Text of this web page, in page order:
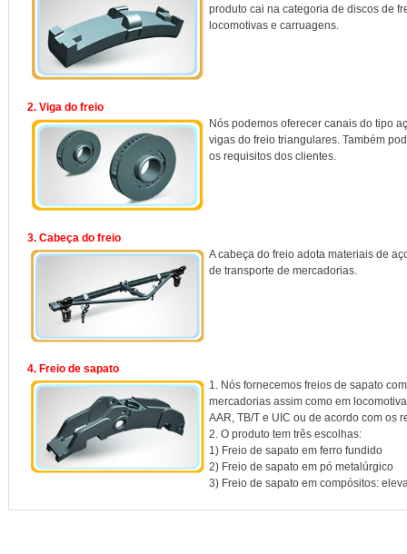
produto cai na categoria de discos de
locomotivas e carruagens.
2. Viga do freio
Nós podemos oferecer canais do tipo
vigas do freio triangulares. Também
os requisitos dos clientes.
3. Cabeça do freio
A cabeça do freio adota materiais de
de transporte de mercadorias.
4. Freio de sapato
1. Nós fornecemos freios de sapato
mercadorias assim como em
AAR, TB/T e UIC ou de acordo com os
2. O produto tem três escolhas:
1) Freio de sapato em ferro fundido
2) Freio de sapato em pó metalúrgico
3) Freio de sapato em compósitos: